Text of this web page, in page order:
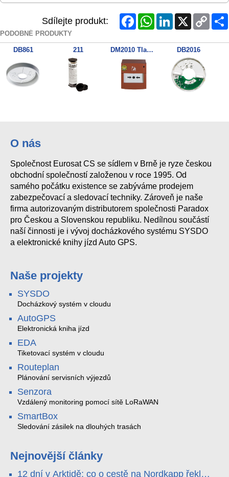
Sdílejte produkt: FacebookWhatsAppLinkedInX
Copy
Link
PODOBNÉ PRODUKTY
DB861 211 DM2010 Tlačítkový požár.hlásič DB2016
O nás
Společnost Eurosat CS se sídlem v Brně je ryze českou
obchodní společností založenou v roce 1995. Od
samého počátku existence se zabýváme prodejem
zabezpečovací a sledovací techniky. Zároveň je naše
firma autorizovaným distributorem společnosti Paradox
pro Českou a Slovenskou republiku. Nedílnou součástí
naší činnosti je i vývoj docházkového systému SYSDO
a elektronické knihy jízd Auto GPS.
Naše projekty
SYSDO
Docházkový systém v cloudu
AutoGPS
Elektronická kniha jízd
EDA
Tiketovací systém v cloudu
Routeplan
Plánování servisních výjezdů
Senzora
Vzdálený monitoring pomocí sítě LoRaWAN
SmartBox
Sledování zásilek na dlouhých trasách
Nejnovější články
12 dní v Arktidě: co o cestě na Nordkapp řekla